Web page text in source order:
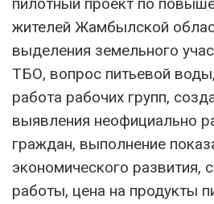
жителей Жамбылской
выделения земельного
ТБО, вопрос питьевой
работа рабочих групп,
выявления неофициально
граждан, выполнение
экономического развития,
работы, цена на продукты